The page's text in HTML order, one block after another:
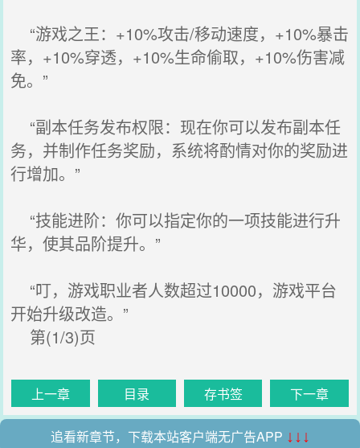
“游戏之王：+10%攻击/移动速度，+10%暴击
率，+10%穿透，+10%生命偷取，+10%伤害减
免。”
“副本任务发布权限：现在你可以发布副本任
务，并制作任务奖励，系统将酌情对你的奖励进
行增加。”
“技能进阶：你可以指定你的一项技能进行升
华，使其品阶提升。”
“叮，游戏职业者人数超过10000，游戏平台
开始升级改造。”
第(1/3)页
上一章 目录 存书签 下一章
追看新章节，下载本站客户端无广告APP ↓↓↓